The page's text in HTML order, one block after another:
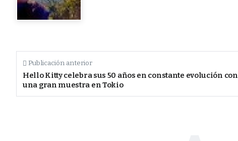
Publicación anterior
Hello Kitty celebra sus 50 años en constante evolución con
una gran muestra en Tokio